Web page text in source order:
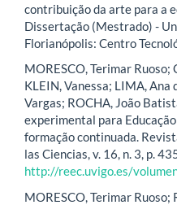
contribuição da arte para a
Dissertação (Mestrado) -
Florianópolis: Centro
MORESCO, Terimar Ruoso;
KLEIN, Vanessa; LIMA, Ana
Vargas; ROCHA, João
experimental para
formação continuada.
las Ciencias, v. 16, n. 3, p.
http://reec.uvigo.es/
MORESCO, Terimar